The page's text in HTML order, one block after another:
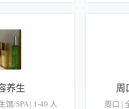
养生
馆/SPA | 1-49 人
周
周口 |